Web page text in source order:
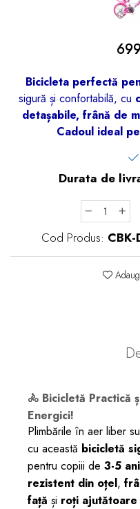
Bicicleta perfectă
sigură și confortabilă, cu
detașabile, frână de
Cadoul ideal
Durata de
Cod Produs:
🚴 Bicicletă Practică
Energici!
Plimbările în aer liber
cu această bicicletă
pentru copiii de 3-5 ani
rezistent din oțel,
față și roți ajutătoare